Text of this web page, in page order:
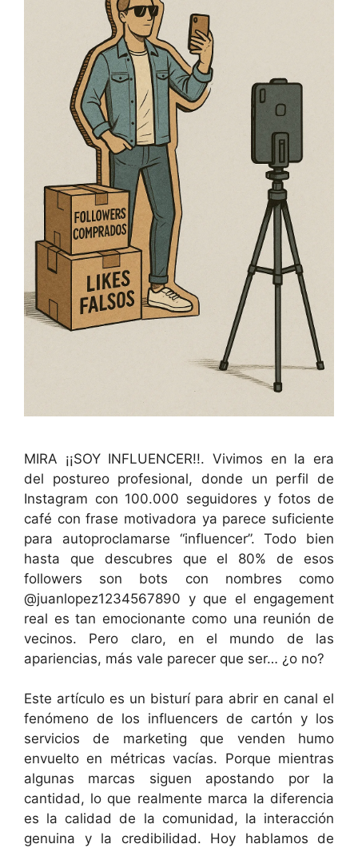
MIRA ¡¡SOY INFLUENCER!!. Vivimos en la era
del postureo profesional, donde un perfil de
Instagram con 100.000 seguidores y fotos de
café con frase motivadora ya parece suficiente
para autoproclamarse “influencer”. Todo bien
hasta que descubres que el 80% de esos
followers son bots con nombres como
@juanlopez1234567890 y que el engagement
real es tan emocionante como una reunión de
vecinos. Pero claro, en el mundo de las
apariencias, más vale parecer que ser… ¿o no?
Este artículo es un bisturí para abrir en canal el
fenómeno de los influencers de cartón y los
servicios de marketing que venden humo
envuelto en métricas vacías. Porque mientras
algunas marcas siguen apostando por la
cantidad, lo que realmente marca la diferencia
es la calidad de la comunidad, la interacción
genuina y la credibilidad. Hoy hablamos de